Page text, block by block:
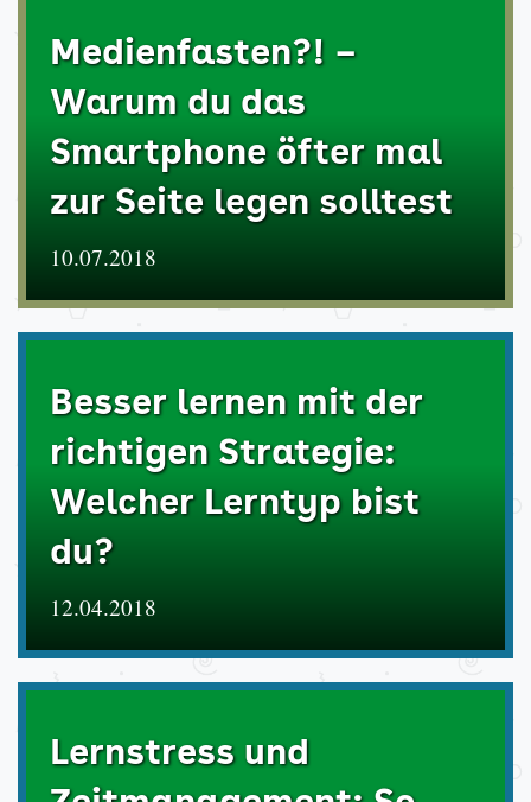
Medienfasten?! –
Warum du das
Smartphone öfter mal
zur Seite legen solltest
10.07.2018
Besser lernen mit der
richtigen Strategie:
Welcher Lerntyp bist
du?
12.04.2018
Lernstress und